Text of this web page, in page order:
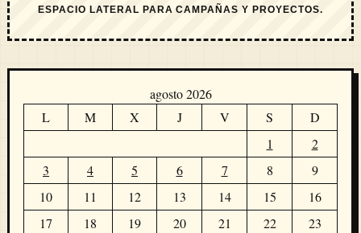
ESPACIO LATERAL PARA CAMPAÑAS Y PROYECTOS.
agosto 2026
L
M X J V S
D
1
2
3
4 5 6 7 8
9
10
11 12 13 14 15
16
17
18 19 20 21 22
23